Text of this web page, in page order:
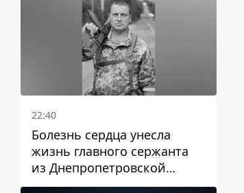
22:40
Болезнь сердца унесла
жизнь главного сержанта
из Днепропетровской
области Юрия Свистуна